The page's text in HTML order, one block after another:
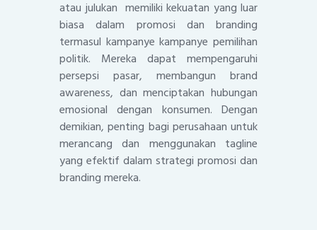
atau julukan memiliki kekuatan yang luar
biasa dalam promosi dan branding
termasul kampanye kampanye pemilihan
politik. Mereka dapat mempengaruhi
persepsi pasar, membangun brand
awareness, dan menciptakan hubungan
emosional dengan konsumen. Dengan
demikian, penting bagi perusahaan untuk
merancang dan menggunakan tagline
yang efektif dalam strategi promosi dan
branding mereka.